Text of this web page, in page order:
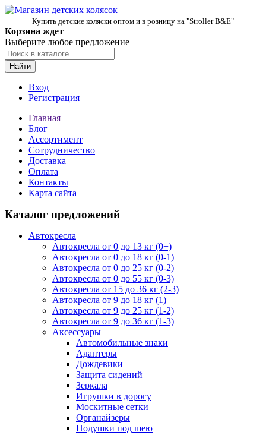
Купить детские коляски оптом и в розницу на "Stroller B&E"
Корзина ждет
Выберите любое предложение
Найти
Вход
Регистрация
Главная
Блог
Ассортимент
Сотрудничество
Доставка
Оплата
Контакты
Карта сайта
Каталог предложений
Автокресла
Автокресла от 0 до 13 кг (0+)
Автокресла от 0 до 18 кг (0-1)
Автокресла от 0 до 25 кг (0-2)
Автокресла от 0 до 55 кг (0-3)
Автокресла от 15 до 36 кг (2-3)
Автокресла от 9 до 18 кг (1)
Автокресла от 9 до 25 кг (1-2)
Автокресла от 9 до 36 кг (1-3)
Аксессуары
Автомобильные знаки
Адаптеры
Дождевики
Защита сидений
Зеркала
Игрушки в дорогу
Москитные сетки
Органайзеры
Подушки под шею